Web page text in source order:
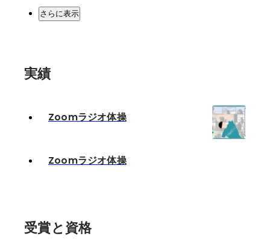
さらに表示
実績
Zoomラジオ体操
Zoomラジオ体操
受賞と資格